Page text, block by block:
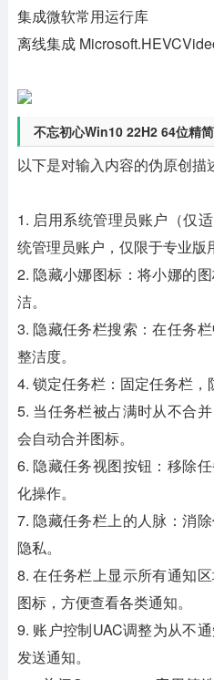
集成微软常用运行库
离线集成
不忘初心Win10 22H2 64位精
以下是对输入内容的伪原创描
1. 启用系统管理员账户（仅
统管理员账户，仅限于专业版
2. 隐藏小娜图标：将小娜的
洁。
3. 隐藏任务栏搜索：在任务
整洁度。
4. 锁定任务栏：固定任务栏，
5. 当任务栏被占满时从不合
会自动合并图标。
6. 隐藏任务视图按钮：移除
化操作。
7. 隐藏任务栏上的人脉：消
隐私。
8. 在任务栏上显示所有通知
图标，方便查看各类通知。
9. 账户控制UAC调整为从不
发送通知。